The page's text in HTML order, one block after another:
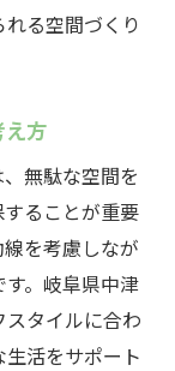
る空間づくり
え方
無駄な空間を
ることが重要
を考慮しなが
。岐阜県中津
タイルに合わ
活をサポート